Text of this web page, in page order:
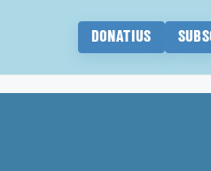
DONATIUS